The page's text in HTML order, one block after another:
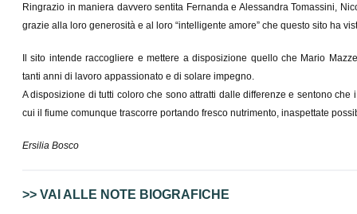
Ringrazio in maniera davvero sentita Fernanda e Alessandra Tomassini,
grazie alla loro generosità e al loro “intelligente amore” che questo sito ha
Il sito intende raccogliere e mettere a disposizione quello che Mario
tanti anni di lavoro appassionato e di solare impegno.
A disposizione di tutti coloro che sono attratti dalle differenze e sentono
cui il fiume comunque trascorre portando fresco nutrimento, inaspettate
Ersilia Bosco
>> VAI ALLE NOTE BIOGRAFICHE